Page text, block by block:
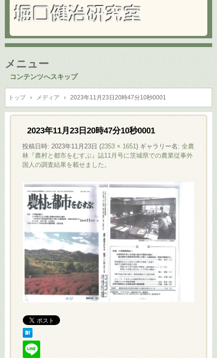
メニュー
コンテンツへスキップ
トップ › メディア › 2023年11月23日20時47分10秒0001
2023年11月23日20時47分10秒0001
投稿日時: 2023年11月23日 (2353 × 1651) ギャラリー名: 全農
林『農村と都市をむすぶ』誌11月号に茨城県での農業従事外
国人の調査結果を載せました。